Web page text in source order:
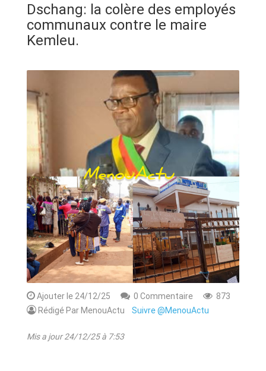
ANNONCE
ART & CULTURE & TRADITION
ASSAINISSEMENT
BREAKING-NEWS
CAMEROUN
PLUS
Dschang: la colère des employés
communaux contre le maire
Kemleu.
Ajouter le 24/12/25 0 Commentaire
873
Rédigé Par MenouActu Suivre @MenouActu
Mis a jour 24/12/25 à 7:53